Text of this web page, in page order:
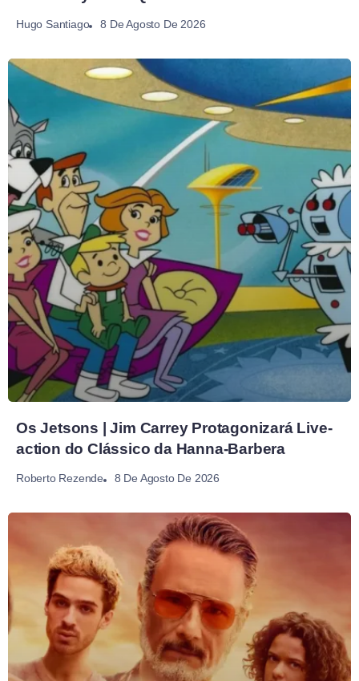
Hugo Santiago 8 De Agosto De 2026
Os Jetsons | Jim Carrey Protagonizará Live-
action do Clássico da Hanna-Barbera
Roberto Rezende 8 De Agosto De 2026